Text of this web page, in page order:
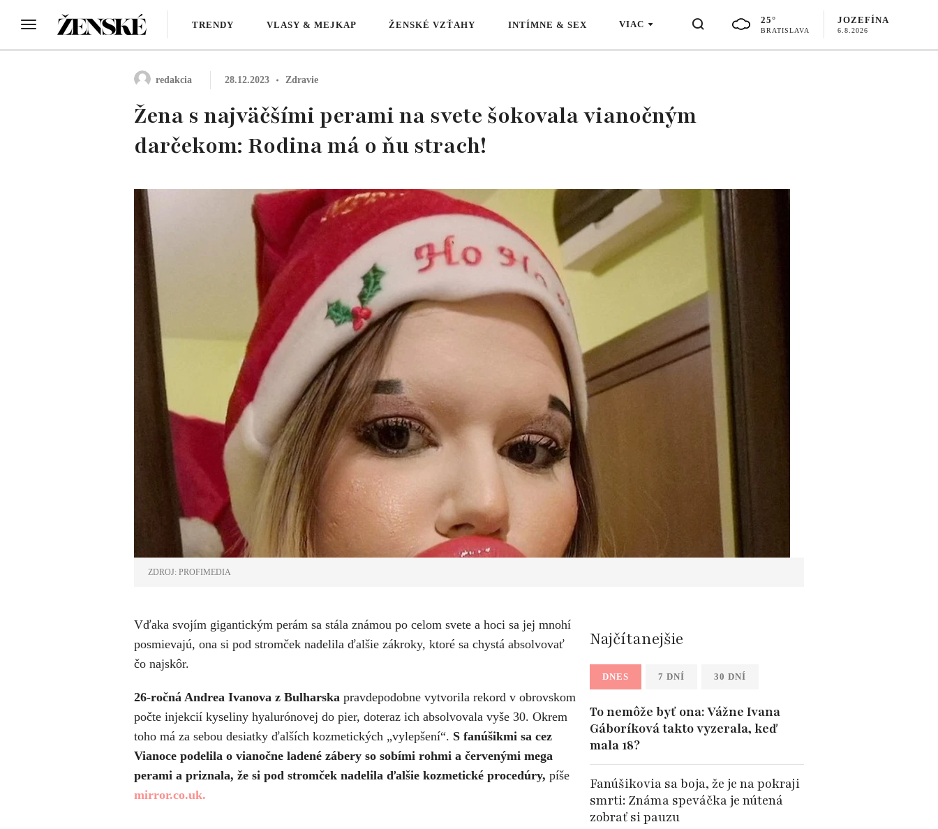
TRENDY VLASY & MEJKAP ŽENSKÉ VZŤAHY INTÍMNE & SEX VIAC 25°
BRATISLAVA
JOZEFÍNA
6.8.2026
redakcia 28.12.2023 Zdravie
Žena s najväčšími perami na svete šokovala vianočným
darčekom: Rodina má o ňu strach!
ZDROJ: PROFIMEDIA
Vďaka svojím gigantickým perám sa stála známou po celom svete a hoci sa jej mnohí
posmievajú, ona si pod stromček nadelila ďalšie zákroky, ktoré sa chystá absolvovať
čo najskôr.
26-ročná Andrea Ivanova z Bulharska pravdepodobne vytvorila rekord v obrovskom
počte injekcií kyseliny hyalurónovej do pier, doteraz ich absolvovala vyše 30. Okrem
toho má za sebou desiatky ďalších kozmetických „vylepšení“. S fanúšikmi sa cez
Vianoce podelila o vianočne ladené zábery so sobími rohmi a červenými mega
perami a priznala, že si pod stromček nadelila ďalšie kozmetické procedúry, píše
mirror.co.uk.
Najčítanejšie
DNES 7 DNÍ 30 DNÍ
To nemôže byť ona: Vážne Ivana
Gáboríková takto vyzerala, keď
mala 18?
Fanúšikovia sa boja, že je na pokraji
smrti: Známa speváčka je nútená
zobrať si pauzu